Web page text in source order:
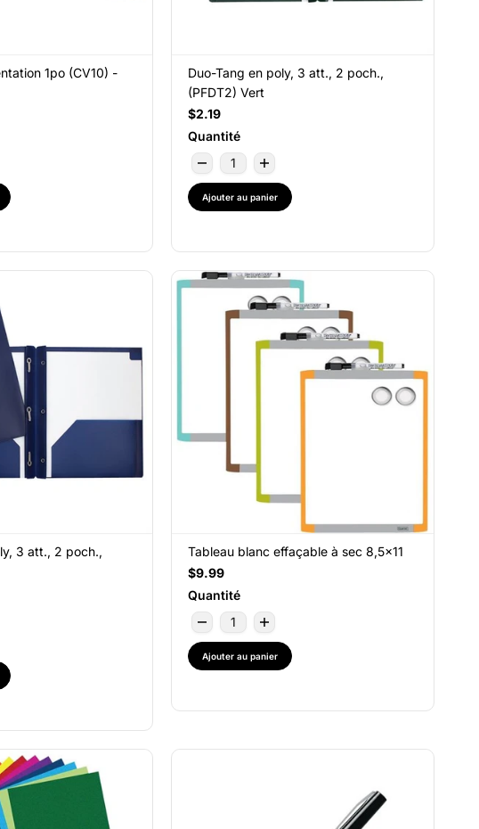
1po (CV10) -
Duo-Tang en poly, 3 att., 2 poch.,
(PFDT2) Vert
$2.19
Quantité
Ajouter au panier
3 att., 2 poch.,
Tableau blanc effaçable à sec 8,5x11
$9.99
Quantité
Ajouter au panier